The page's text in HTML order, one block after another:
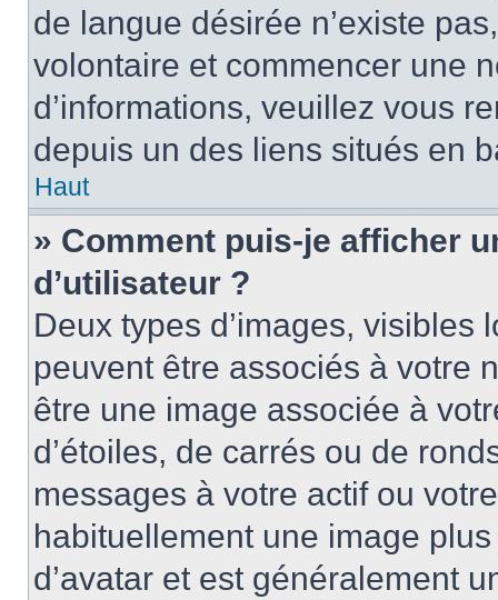
de langue désirée n’existe
volontaire et commencer une
d’informations, veuillez vous
depuis un des liens situés en
Haut
» Comment puis-je afficher
d’utilisateur ?
Deux types d’images,
peuvent être associés à votre
être une image associée à
d’étoiles, de carrés ou de
messages à votre actif ou
habituellement une image
d’avatar et est généralement